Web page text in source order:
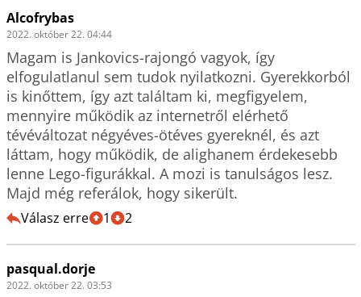
Alcofrybas
2022. október 22. 04:44
Magam is Jankovics-rajongó vagyok, így
elfogulatlanul sem tudok nyilatkozni. Gyerekkorból
is kinőttem, így azt találtam ki, megfigyelem,
mennyire működik az internetről elérhető
tévéváltozat négyéves-ötéves gyereknél, és azt
láttam, hogy működik, de alighanem érdekesebb
lenne Lego-figurákkal. A mozi is tanulságos lesz.
Majd még referálok, hogy sikerült.
Válasz erre 1 2
pasqual.dorje
2022. október 22. 03:53